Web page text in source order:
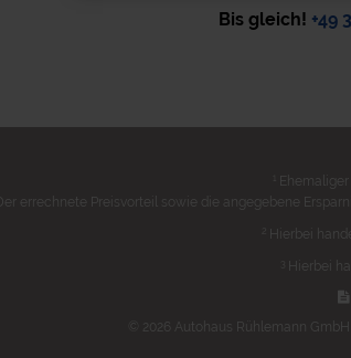
Bis gleich! +49
Der errechnete Preisvorteil sowie die angegebene
Hierbei
Hierbei
© 2026 Autohaus Rühlemann